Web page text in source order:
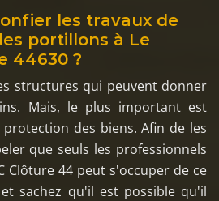
les travaux de
portillons à Le
44630 ?
structures qui peuvent donner
Mais, le plus important est
des biens. Afin de les
que seuls les professionnels
Clôture 44 peut s'occuper de ce
sachez qu'il est possible qu'il